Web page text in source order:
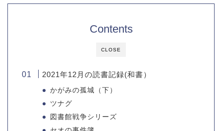
CLOSE
Contents
2021年12月の読書記録(和書）
かがみの孤城（下）
ツナグ
図書館戦争シリーズ